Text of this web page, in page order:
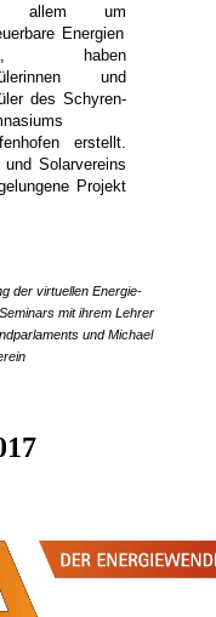
allem um
Energien
haben
und
des Schyren-
erstellt.
Solarvereins
Projekt
der virtuellen Energie-
mit ihrem Lehrer
und Michael